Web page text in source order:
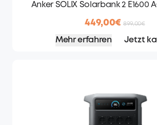
Anker SOLIX Solarbank 2 E1600
449,00€ 899,00€
Mehr erfahren Jetzt